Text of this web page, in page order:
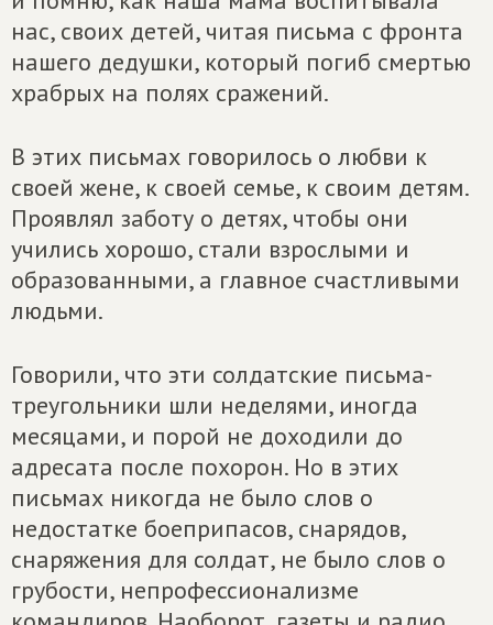
нас, своих детей, читая письма с фронта
нашего дедушки, который погиб смертью
храбрых на полях сражений.
В этих письмах говорилось о любви к
своей жене, к своей семье, к своим детям.
Проявлял заботу о детях, чтобы они
учились хорошо, стали взрослыми и
образованными, а главное счастливыми
людьми.
Говорили, что эти солдатские письма-
треугольники шли неделями, иногда
месяцами, и порой не доходили до
адресата после похорон. Но в этих
письмах никогда не было слов о
недостатке боеприпасов, снарядов,
снаряжения для солдат, не было слов о
грубости, непрофессионализме